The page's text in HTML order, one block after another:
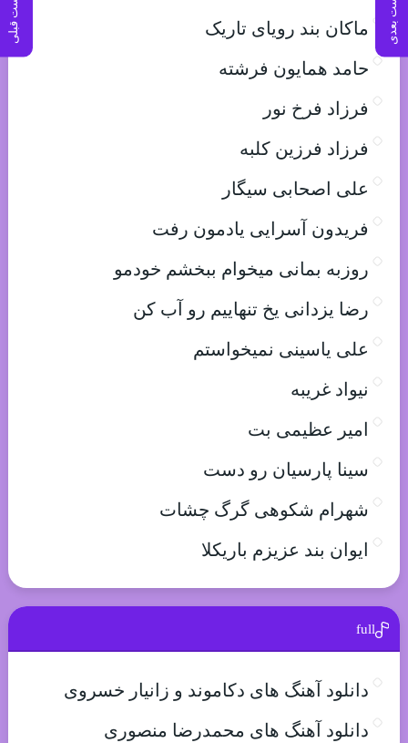
پست بعدی پست قبلی
ماکان بند رویای تاریک
حامد همایون فرشته
فرزاد فرخ نور
فرزاد فرزین کلبه
علی اصحابی سیگار
فریدون آسرایی یادمون رفت
روزبه بمانی میخوام ببخشم خودمو
رضا یزدانی یخ تنهاییم رو آب کن
علی یاسینی نمیخواستم
نیواد غریبه
امیر عظیمی بت
سینا پارسیان رو دست
شهرام شکوهی گرگ چشات
ایوان بند عزیزم باریکلا
full
دانلود آهنگ های دکاموند و زانیار خسروی
دانلود آهنگ های محمدرضا منصوری